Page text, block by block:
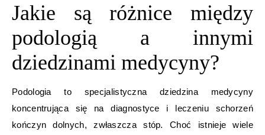
Jakie są różnice między
podologią a innymi
dziedzinami medycyny?
Podologia to specjalistyczna dziedzina medycyny
koncentrująca się na diagnostyce i leczeniu schorzeń
kończyn dolnych, zwłaszcza stóp. Choć istnieje wiele